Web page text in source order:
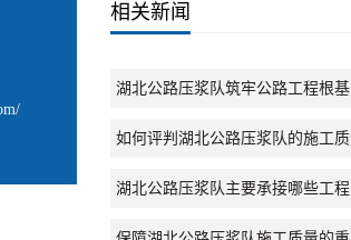
相关新闻
湖北公路压浆队筑牢公路工程根基
如何评判湖北公路压浆队的施工
湖北公路压浆队主要承接哪些工程